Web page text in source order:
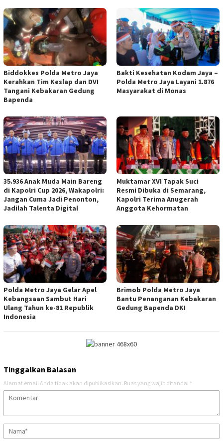
Biddokkes Polda Metro Jaya
Kerahkan Tim Keslap dan DVI
Tangani Kebakaran Gedung
Bapenda
Bakti Kesehatan Kodam Jaya –
Polda Metro Jaya Layani 1.876
Masyarakat di Monas
35.936 Anak Muda Main Bareng
di Kapolri Cup 2026, Wakapolri:
Jangan Cuma Jadi Penonton,
Jadilah Talenta Digital
Muktamar XVI Tapak Suci
Resmi Dibuka di Semarang,
Kapolri Terima Anugerah
Anggota Kehormatan
Polda Metro Jaya Gelar Apel
Kebangsaan Sambut Hari
Ulang Tahun ke-81 Republik
Indonesia
Brimob Polda Metro Jaya
Bantu Penanganan Kebakaran
Gedung Bapenda DKI
Tinggalkan Balasan
Alamat email Anda tidak akan dipublikasikan. Ruas yang wajib ditandai *